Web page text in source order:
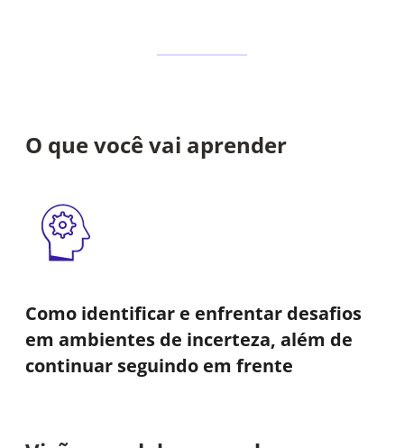
O que você vai aprender
Como identificar e enfrentar desafios
em ambientes de incerteza, além de
continuar seguindo em frente